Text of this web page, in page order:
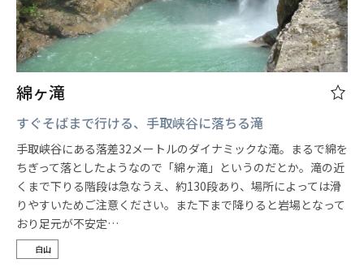
綿ヶ滝
すぐそばまで行ける、手取峡谷に落ちる滝
手取峡谷にある落差32メートルのダイナミックな滝。まるで綿を
ちぎって落としたようなので「綿ヶ滝」というのだとか。滝の近
くまで下りる階段は急なうえ、約130段あり、場所によっては滑
りやすいためご注意ください。また下まで降りると岩場となって
おり足元が不安定…
白山